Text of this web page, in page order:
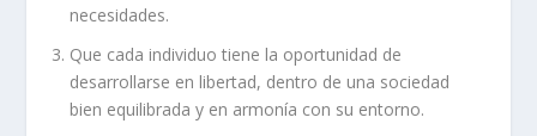
necesidades.
Que cada individuo tiene la oportunidad de
desarrollarse en libertad, dentro de una sociedad
bien equilibrada y en armonía con su entorno.